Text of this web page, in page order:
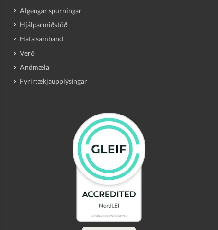
Algengar spurningar
Hjálparmiðstöð
Hafa samband
Verð
Andmæla
Fyrirtækjaupplýsingar